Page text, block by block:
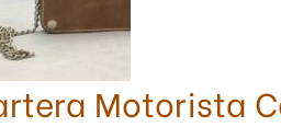
Motorista